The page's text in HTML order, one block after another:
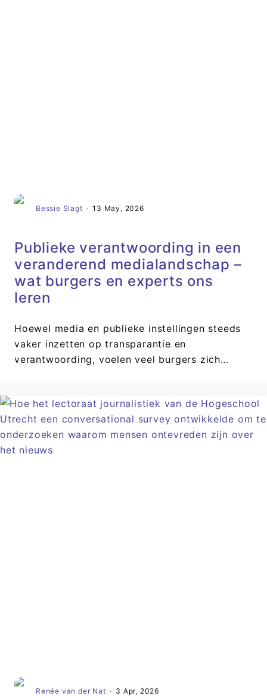
Bessie Slagt · 13 May, 2026
Publieke verantwoording in een
veranderend medialandschap –
wat burgers en experts ons
leren
Hoewel media en publieke instellingen steeds
vaker inzetten op transparantie en
verantwoording, voelen veel burgers zich…
Renée van der Nat · 3 Apr, 2026